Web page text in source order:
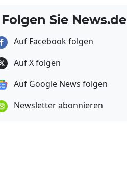
Folgen Sie News.de
Auf Facebook folgen
Auf X folgen
Auf Google News folgen
Newsletter abonnieren